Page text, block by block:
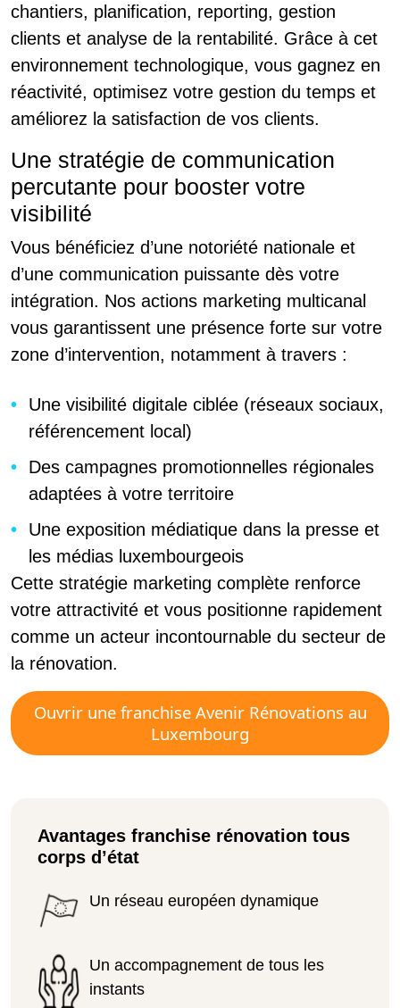
chantiers, planification, reporting, gestion
clients et analyse de la rentabilité. Grâce à cet
environnement technologique, vous gagnez en
réactivité, optimisez votre gestion du temps et
améliorez la satisfaction de vos clients.
Une stratégie de communication
percutante pour booster votre
visibilité
Vous bénéficiez d’une notoriété nationale et
d’une communication puissante dès votre
intégration. Nos actions marketing multicanal
vous garantissent une présence forte sur votre
zone d’intervention, notamment à travers :
Une visibilité digitale ciblée (réseaux sociaux,
référencement local)
Des campagnes promotionnelles régionales
adaptées à votre territoire
Une exposition médiatique dans la presse et
les médias luxembourgeois
Cette stratégie marketing complète renforce
votre attractivité et vous positionne rapidement
comme un acteur incontournable du secteur de
la rénovation.
Ouvrir une franchise Avenir Rénovations au
Luxembourg
Avantages franchise rénovation tous
corps d’état
Un réseau européen dynamique
Un accompagnement de tous les
instants